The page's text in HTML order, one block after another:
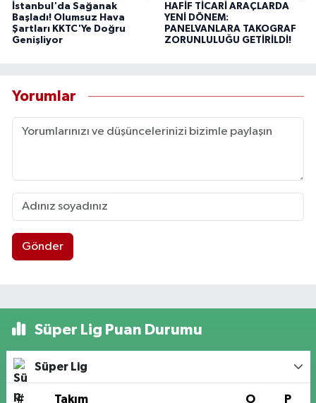
İstanbul'da Sağanak
Başladı! Olumsuz Hava
Şartları KKTC'Ye Doğru
Genişliyor
HAFİF TİCARİ ARAÇLARDA
YENİ DÖNEM:
PANELVANLARA TAKOGRAF
ZORUNLULUĞU GETİRİLDİ!
Yorumlar
Gönder
Süper Lig Puan Durumu
Süper Lig
# Takım O P